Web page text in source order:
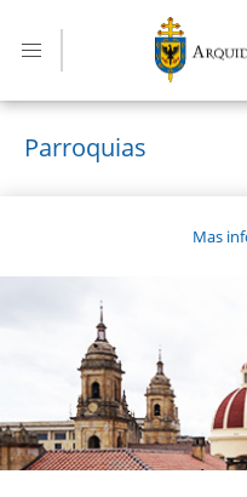
contenido
principal
Parroquias
Mas